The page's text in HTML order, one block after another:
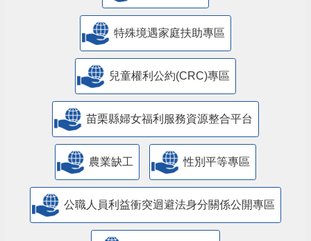
特殊境遇家庭扶助專區
兒童權利公約(CRC)專區
苗栗縣婦女福利服務資源整合平台
農業缺工 性別平等專區
公職人員利益衝突迴避法身分關係公開專區